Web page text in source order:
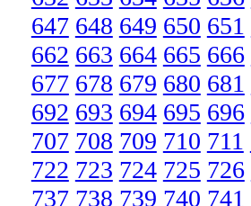
647 648 649 650 651
662 663 664 665 666
677 678 679 680 681
692 693 694 695 696
707 708 709 710 711
722 723 724 725 726
737 738 739 740 741